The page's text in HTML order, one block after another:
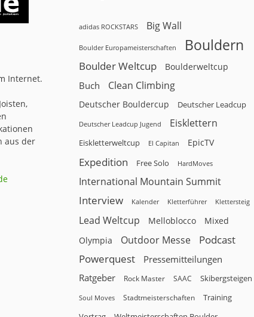
Internet.
aus der
adidas ROCKSTARS Big Wall
Boulder Europameisterschaften Bouldern
Boulder Weltcup Boulderweltcup
Buch Clean Climbing
Deutscher Bouldercup Deutscher Leadcup
Deutscher Leadcup Jugend Eisklettern
Eiskletterweltcup El Capitan EpicTV
Expedition Free Solo HardMoves
International Mountain Summit
Interview Kalender Kletterführer Klettersteig
Lead Weltcup Melloblocco Mixed
Olympia Outdoor Messe
Podcast
Powerquest
Pressemitteilungen
Ratgeber Rock Master SAAC Skibergsteigen
Soul Moves Stadtmeisterschaften
Training